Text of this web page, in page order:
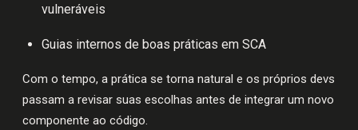
vulneráveis
Guias internos de boas práticas em SCA
Com o tempo, a prática se torna natural e os próprios devs
passam a revisar suas escolhas antes de integrar um novo
componente ao código.